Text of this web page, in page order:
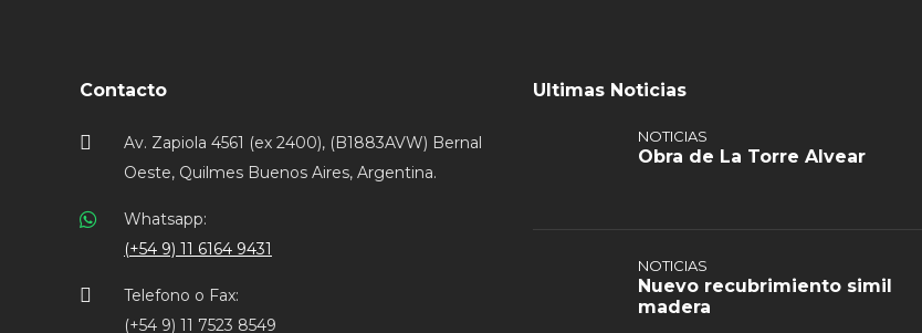
Contacto
Av. Zapiola 4561 (ex 2400), (B1883AVW) Bernal
Oeste, Quilmes Buenos Aires, Argentina.
Whatsapp:
(+54 9) 11 6164 9431
Telefono o Fax:
(+54 9) 11 7523 8549
Ultimas Noticias
NOTICIAS
Obra de La Torre Alvear
NOTICIAS
Nuevo recubrimiento simil
madera